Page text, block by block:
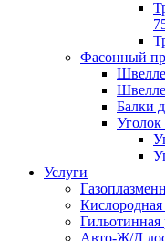
Фасонный
Балки
Уголок
Услуги
Кислородная
Гильотинная
Авто-Ж/Д